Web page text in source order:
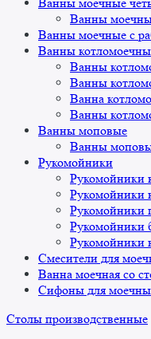
Ванны моечные
Ванны
Ванны моечные с
Ванны
Ванны
Ванны
Ванна
Ванны
Ванны моповые
Ванны
Рукомойники
Рукомойники
Рукомойники
Рукомойники
Рукомойники
Рукомойники
Смесители для
Ванна моечная со
Сифоны для
Столы производственные